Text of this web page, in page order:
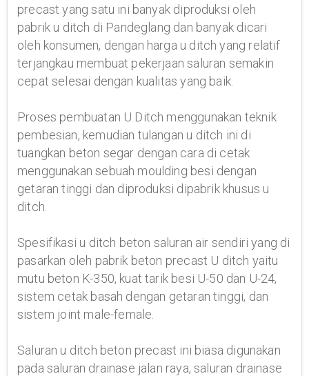
precast yang satu ini banyak diproduksi oleh
pabrik u ditch di Pandeglang dan banyak dicari
oleh konsumen, dengan harga u ditch yang relatif
terjangkau membuat pekerjaan saluran semakin
cepat selesai dengan kualitas yang baik.
Proses pembuatan U Ditch menggunakan teknik
pembesian, kemudian tulangan u ditch ini di
tuangkan beton segar dengan cara di cetak
menggunakan sebuah moulding besi dengan
getaran tinggi dan diproduksi dipabrik khusus u
ditch.
Spesifikasi u ditch beton saluran air sendiri yang di
pasarkan oleh pabrik beton precast U ditch yaitu
mutu beton K-350, kuat tarik besi U-50 dan U-24,
sistem cetak basah dengan getaran tinggi, dan
sistem joint male-female.
Saluran u ditch beton precast ini biasa digunakan
pada saluran drainase jalan raya, saluran drainase